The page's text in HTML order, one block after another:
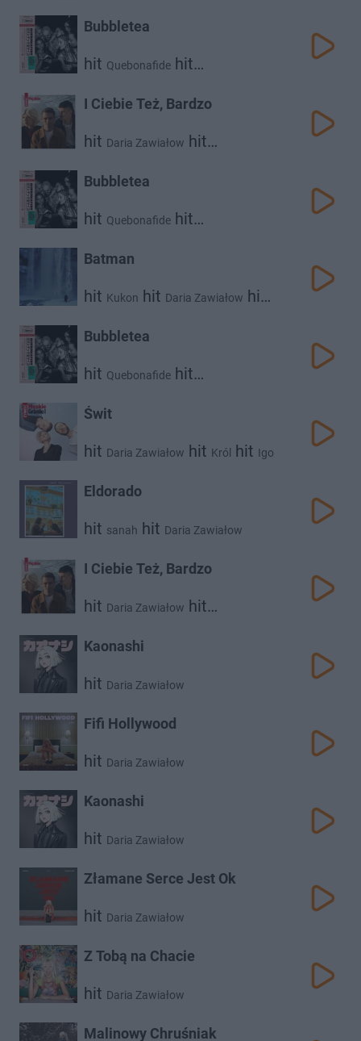
Bubbletea
hit Quebonafide hit
I Ciebie Też, Bardzo
hit Daria Zawiałow hit
Bubbletea
hit Quebonafide hit
Batman
hit Kukon hit Daria Zawiałow hit
Bubbletea
hit Quebonafide hit
Świt
hit Daria Zawiałow hit Król hit Igo
Eldorado
hit sanah hit Daria Zawiałow
I Ciebie Też, Bardzo
hit Daria Zawiałow hit
Kaonashi
hit Daria Zawiałow
Fifi Hollywood
hit Daria Zawiałow
Kaonashi
hit Daria Zawiałow
Złamane Serce Jest Ok
hit Daria Zawiałow
Z Tobą na Chacie
hit Daria Zawiałow
Malinowy Chruśniak